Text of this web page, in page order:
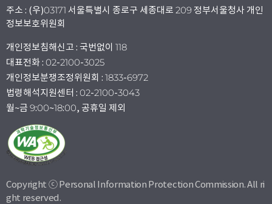
주소 : (우)03171 서울특별시 종로구 세종대로 209 정부서울청사 개인
정보보호위원회
개인정보침해신고 : 국번없이 118
대표전화 : 02-2100-3025
개인정보분쟁조정위원회 : 1833-6972
법령해석지원센터 : 02-2100-3043
월~금 9:00~18:00, 공휴일 제외
Copyright ⓒ Personal Information Protection Commission. All ri
ght reserved.